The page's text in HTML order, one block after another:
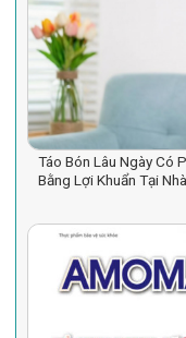
Táo Bón Lâu Ngày Có
Bằng Lợi Khuẩn Tại Nhà